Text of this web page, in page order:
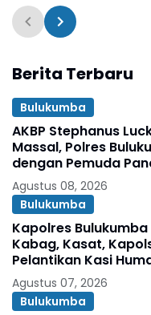
Berita Terbaru
Bulukumba
AKBP Stephanus
Massal, Polres
dengan Pemuda
Agustus 08, 2026
Bulukumba
Kapolres
Kabag, Kasat,
Pelantikan Kasi
Agustus 07, 2026
Bulukumba